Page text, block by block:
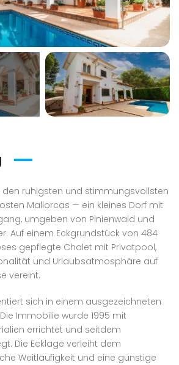
den ruhigsten und stimmungsvollsten
Mallorcas — ein kleines Dorf mit
umgeben von Pinienwald und
Auf einem Eckgrundstück von 484
gepflegte Chalet mit Privatpool,
und Urlaubsatmosphäre auf
vereint.
sich in einem ausgezeichneten
Immobilie wurde 1995 mit
errichtet und seitdem
Die Ecklage verleiht dem
Weitläufigkeit und eine günstige